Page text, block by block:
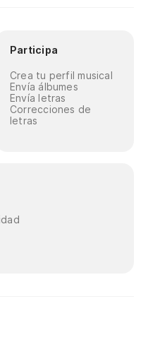
Participa
Crea tu perfil musical
Envía álbumes
Envía letras
Correcciones de
letras